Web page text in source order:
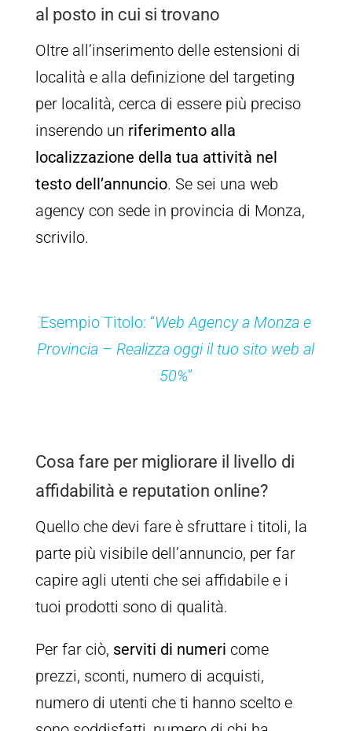
al posto in cui si trovano
Oltre all’inserimento delle estensioni di
località e alla definizione del targeting
per località, cerca di essere più preciso
inserendo un riferimento alla
localizzazione della tua attività nel
testo dell’annuncio. Se sei una web
agency con sede in provincia di Monza,
scrivilo.
Esempio Titolo: “Web Agency a Monza e
Provincia – Realizza oggi il tuo sito web al
50%”
Cosa fare per migliorare il livello di
affidabilità e reputation online?
Quello che devi fare è sfruttare i titoli, la
parte più visibile dell’annuncio, per far
capire agli utenti che sei affidabile e i
tuoi prodotti sono di qualità.
Per far ciò, serviti di numeri come
prezzi, sconti, numero di acquisti,
numero di utenti che ti hanno scelto e